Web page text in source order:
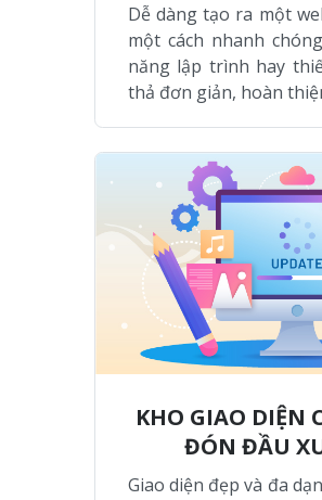
Dễ dàng tạo ra một
một cách nhanh
năng lập trình hay
thả đơn giản, hoàn
KHO GIAO DIỆN
ĐÓN ĐẦU
Giao diện đẹp và đa